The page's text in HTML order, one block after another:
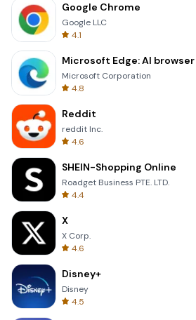
Google Chrome
Google LLC
4.1
Microsoft Edge: AI browser
Microsoft Corporation
4.8
Reddit
reddit Inc.
4.6
SHEIN-Shopping Online
Roadget Business PTE. LTD.
4.4
X
X Corp.
4.6
Disney+
Disney
4.5